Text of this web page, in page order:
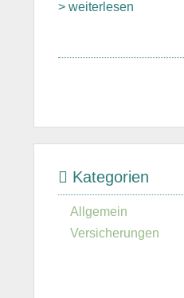
> weiterlesen
Kategorien
Allgemein
Versicherungen